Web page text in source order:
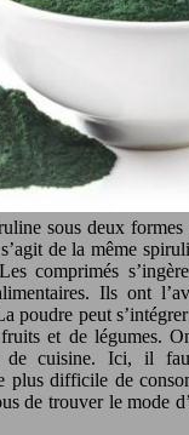
sous deux
de la même
comprimés
Ils ont
poudre peut
et de légumes.
de cuisine. Ici, il
plus difficile de
de trouver le mode